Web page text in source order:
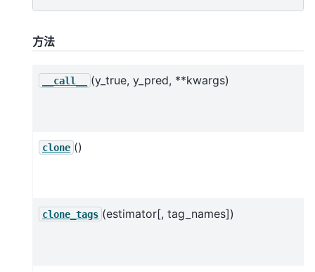
方法
__call__ (y_true, y_pred, **kwargs)
clone ()
clone_tags (estimator[, tag_names])